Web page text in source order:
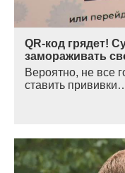
QR-код грядет!
замораживать
Вероятно, не все
ставить